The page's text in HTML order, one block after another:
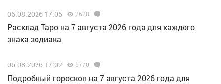
06.08.2026 17:05 2628
Расклад Таро на 7 августа 2026 года для каждого
знака зодиака
06.08.2026 17:02 6770
Подробный гороскоп на 7 августа 2026 года для